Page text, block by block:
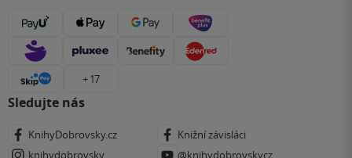
+ 17
Sledujte nás
KnihyDobrovsky.cz
Knižní závisláci
knihydobrovsky
@knihydobrovskycz